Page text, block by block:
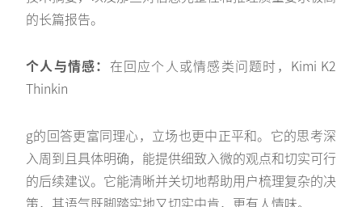
的长篇报告。
个人与情感： 在回应个人或情感类问题时，Kimi K2
Thinkin
g的回答更富同理心，立场也更中正平和。它的思考深
入周到且具体明确，能提供细致入微的观点和切实可行
的后续建议。它能清晰并关切地帮助用户梳理复杂的决
策，其语气既脚踏实地又切实中肯，更有人情味。